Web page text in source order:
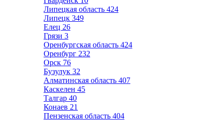
Липецкая область 424
Липецк 349
Елец 26
Грязи 3
Оренбургская область 424
Оренбург 232
Орск 76
Бузулук 32
Алматинская область 407
Каскелен 45
Талгар 40
Конаев 21
Пензенская область 404